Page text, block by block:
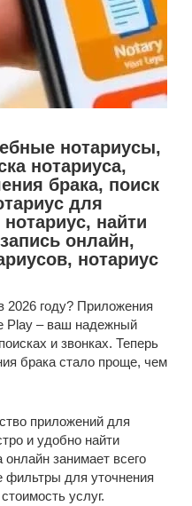
нотариусы,
нотариуса,
брака, поиск
для
найти
онлайн,
нотариус
2026 году? Приложения
Play – ваш надежный
и звонках. Теперь
брака стало проще, чем
приложений для
и удобно найти
занимает всего
фильтры для уточнения
услуг.